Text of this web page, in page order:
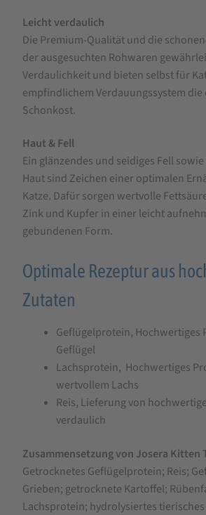
Leicht verdaulich
Die Premium-Qualität und die
der ausgesuchten Rohwaren
Verdaulichkeit und bieten selbst für
empfindlichem Verdauungssystem
Schonkost.
Haut & Fell
Ein glänzendes und seidiges Fell
Haut sind Zeichen einer optimalen
Katze. Dafür sorgen wertvolle
Zink und Kupfer in einer leicht
gebundenen Form.
Optimale Rezeptur aus
Zutaten
Geflügelprotein, Hochwertiges
Geflügel
Lachsprotein, Hochwertiges
wertvollem Lachs
Reis, Lieferung von
verdaulich
Zusammensetzung von Josera
Getrocknetes Geflügelprotein; Reis;
Grieben; getrocknete Kartoffel;
Lachsprotein; hydrolysiertes